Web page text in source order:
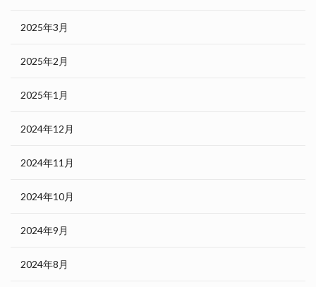
2025年3月
2025年2月
2025年1月
2024年12月
2024年11月
2024年10月
2024年9月
2024年8月